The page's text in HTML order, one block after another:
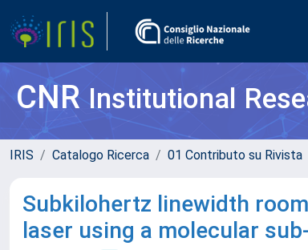
CNRInstitutional
IRIS Catalogo Ricerca 01 Contributo su Rivista
Subkilohertz linewidth
laser using a molecular